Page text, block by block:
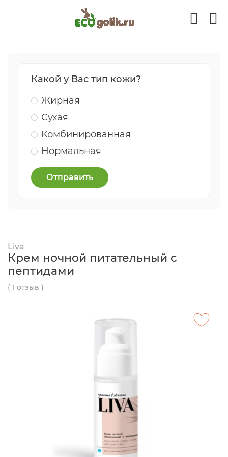
Какой у Вас тип кожи?
Жирная
Сухая
Комбинированная
Нормальная
Отправить
Liva
Крем ночной питательный с
пептидами
( 1 отзыв )